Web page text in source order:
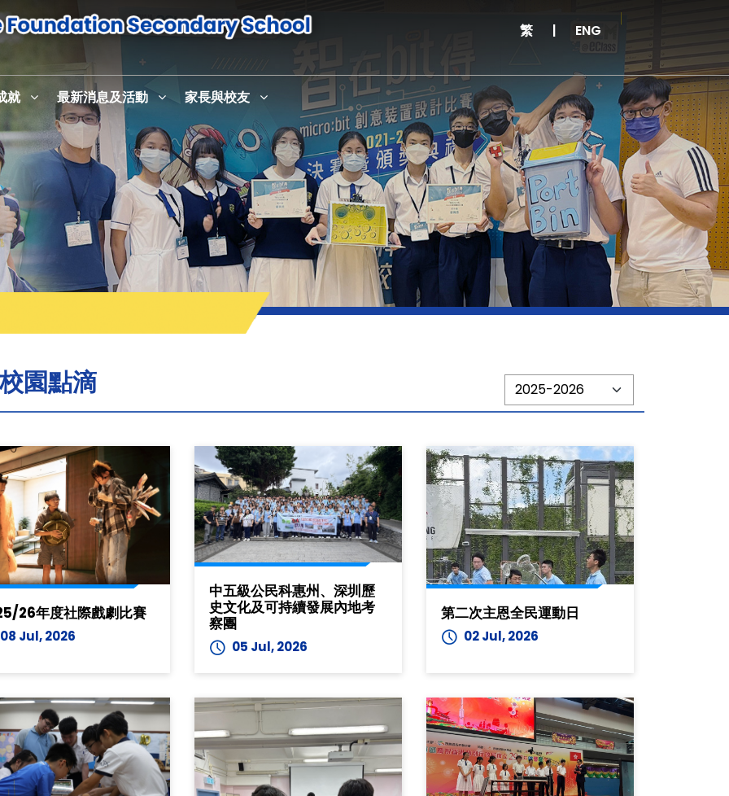
繁 | ENG
就 最新消息及活動 家長與校友
校園點滴
26年度社際戲劇比賽
08 Jul, 2026
中五級公民科惠州、深圳歷
史文化及可持續發展內地考
察團
05 Jul, 2026
第二次主恩全民運動日
02 Jul, 2026